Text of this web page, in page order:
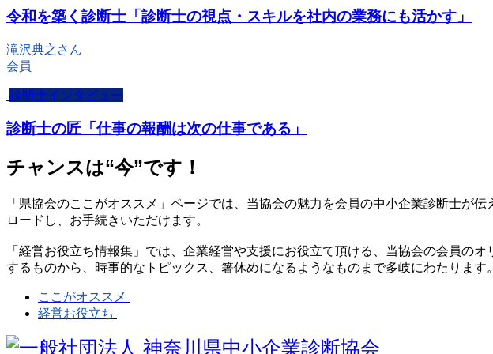
令和を築く診断士「診断士の視点・スキルを社内の業務にも活かす」
滝沢典之さん
会員
診断士インタビュー
診断士の匠「仕事の報酬は次の仕事である」
チャンスは“今”です！
「県協会のここがオススメ」ページでは、当協会の魅力を会員の中小企業診断士が
ロードし、お手続きいただけます。
「経営お役立ち情報集」では、企業経営や支援にお役立て頂ける、当協会の会員の
するものから、時事的なトピックス、箸休めになるようなものまで多岐にわたります。
ここがオススメ
経営お役立ち